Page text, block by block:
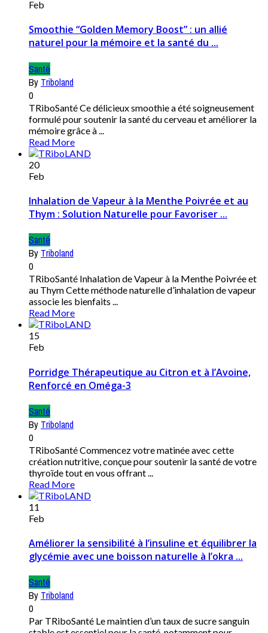
Feb
Smoothie “Golden Memory Boost” : un allié
naturel pour la mémoire et la santé du ...
Santé
By Triboland
0
TRiboSanté Ce délicieux smoothie a été soigneusement
formulé pour soutenir la santé du cerveau et améliorer la
mémoire grâce à ...
Read More
20
Feb
Inhalation de Vapeur à la Menthe Poivrée et au
Thym : Solution Naturelle pour Favoriser ...
Santé
By Triboland
0
TRiboSanté Inhalation de Vapeur à la Menthe Poivrée et
au Thym Cette méthode naturelle d’inhalation de vapeur
associe les bienfaits ...
Read More
15
Feb
Porridge Thérapeutique au Citron et à l’Avoine,
Renforcé en Oméga-3
Santé
By Triboland
0
TRiboSanté Commencez votre matinée avec cette
création nutritive, conçue pour soutenir la santé de votre
thyroïde tout en vous offrant ...
Read More
11
Feb
Améliorer la sensibilité à l’insuline et équilibrer la
glycémie avec une boisson naturelle à l’okra ...
Santé
By Triboland
0
Par TRiboSanté Le maintien d’un taux de sucre sanguin